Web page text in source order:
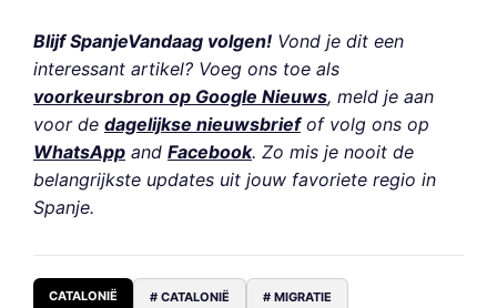
Blijf SpanjeVandaag volgen! Vond je dit een
interessant artikel? Voeg ons toe als
voorkeursbron op Google Nieuws, meld je aan
voor de dagelijkse nieuwsbriefof volg ons op
WhatsApp and Facebook. Zo mis je nooit de
belangrijkste updates uit jouw favoriete regio in
Spanje.
CATALONIË # CATALONIË # MIGRATIE